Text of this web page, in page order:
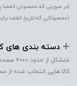
(در صورتی که محصولی انقضا
(محصولاتی که تاریخ انقضا
➕️ دسته بندی های
متشکل از حدود ۲۰۰۰ صفحه محصول و ۵۰۰۰ قلم sku کالا
کالا هایی انتخاب شده از